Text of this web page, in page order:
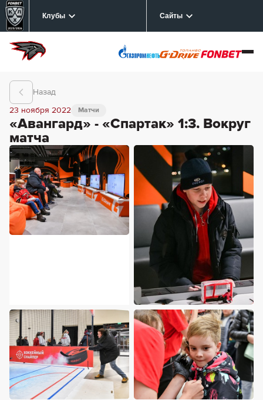
Клубы Сайты
Назад
«Авангард» - «Спартак» 1:3. Вокруг
матча
Матчи
23 ноября 2022